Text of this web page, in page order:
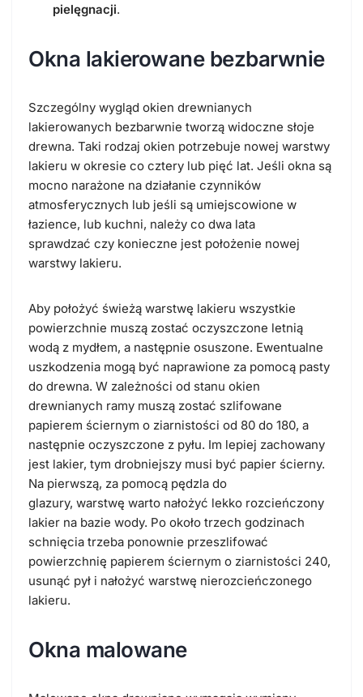
pielęgnacji.
Okna lakierowane bezbarwnie
Szczególny wygląd okien drewnianych
lakierowanych bezbarwnie tworzą widoczne słoje
drewna. Taki rodzaj okien potrzebuje nowej warstwy
lakieru w okresie co cztery lub pięć lat. Jeśli okna są
mocno narażone na działanie czynników
atmosferycznych lub jeśli są umiejscowione w
łazience, lub kuchni, należy co dwa lata
sprawdzać czy konieczne jest położenie nowej
warstwy lakieru.
Aby położyć świeżą warstwę lakieru wszystkie
powierzchnie muszą zostać oczyszczone letnią
wodą z mydłem, a następnie osuszone. Ewentualne
uszkodzenia mogą być naprawione za pomocą pasty
do drewna. W zależności od stanu okien
drewnianych ramy muszą zostać szlifowane
papierem ściernym o ziarnistości od 80 do 180, a
następnie oczyszczone z pyłu. Im lepiej zachowany
jest lakier, tym drobniejszy musi być papier ścierny.
Na pierwszą, za pomocą pędzla do
glazury, warstwę warto nałożyć lekko rozcieńczony
lakier na bazie wody. Po około trzech godzinach
schnięcia trzeba ponownie przeszlifować
powierzchnię papierem ściernym o ziarnistości 240,
usunąć pył i nałożyć warstwę nierozcieńczonego
lakieru.
Okna malowane